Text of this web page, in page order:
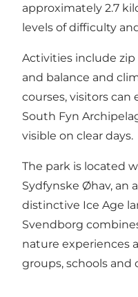
approximately 2.7
levels of difficulty
Activities include
and balance and
courses, visitors can
South Fyn
visible on clear days.
The park is located
Sydfynske Øhav, an
distinctive Ice Age
Svendborg
nature experiences
groups, schools and